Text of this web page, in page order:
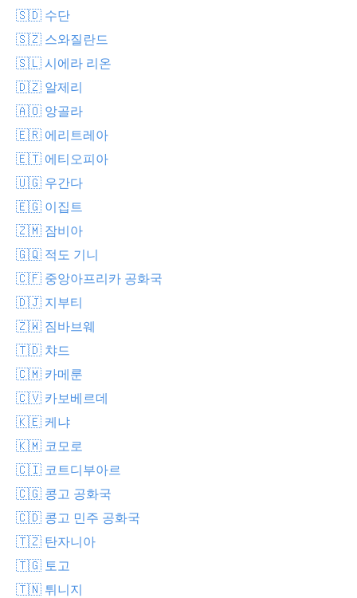
🇸🇩 수단
🇸🇿 스와질란드
🇸🇱 시에라 리온
🇩🇿 알제리
🇦🇴 앙골라
🇪🇷 에리트레아
🇪🇹 에티오피아
🇺🇬 우간다
🇪🇬 이집트
🇿🇲 잠비아
🇬🇶 적도 기니
🇨🇫 중앙아프리카 공화국
🇩🇯 지부티
🇿🇼 짐바브웨
🇹🇩 챠드
🇨🇲 카메룬
🇨🇻 카보베르데
🇰🇪 케냐
🇰🇲 코모로
🇨🇮 코트디부아르
🇨🇬 콩고 공화국
🇨🇩 콩고 민주 공화국
🇹🇿 탄자니아
🇹🇬 토고
🇹🇳 튀니지